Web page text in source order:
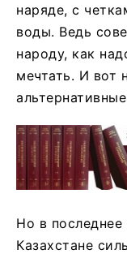
наряде, с
воды. Ведь
народу, как
мечтать. И вот
Но в
Казахстане